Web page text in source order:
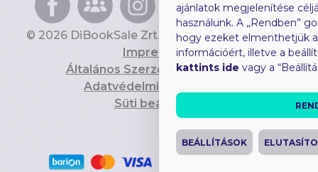
© 2026 DiBookSale Zrt. Minden jog fenntartva.
Impresszum
Általános Szerződési Feltételek
Adatvédelmi Tájékoztató
Süti beállítások
ajánlatok megjelenítése
használunk. A „Rendben”
hogy ezeket elmenthetjük
információért, illetve a
kattints ide vagy a
BEÁLLÍTÁSOK